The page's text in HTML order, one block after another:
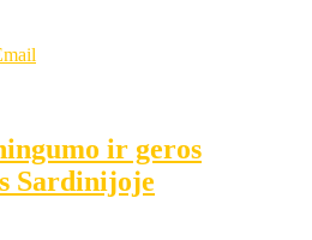
ir geros
Sardinijoje